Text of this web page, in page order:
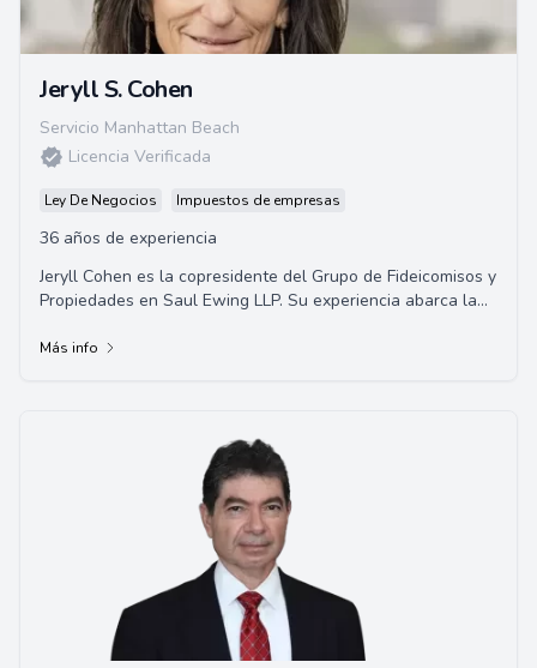
Jeryll S. Cohen
Servicio Manhattan Beach
Licencia Verificada
Ley De Negocios Impuestos de empresas
36 años de experiencia
Jeryll Cohen es la copresidente del Grupo de Fideicomisos y
Propiedades en Saul Ewing LLP. Su experiencia abarca la
Más info